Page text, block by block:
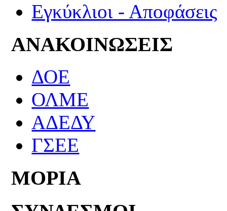
Εγκύκλιοι - Αποφάσεις
ΑΝΑΚΟΙΝΩΣΕΙΣ
ΔΟΕ
ΟΛΜΕ
ΑΔΕΔΥ
ΓΣΕΕ
ΜΟΡΙΑ